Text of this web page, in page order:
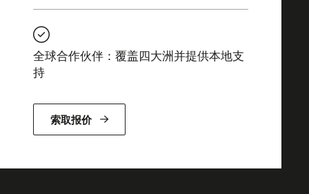
全球合作伙伴：覆盖四大洲并提供本地支
持
索取报价